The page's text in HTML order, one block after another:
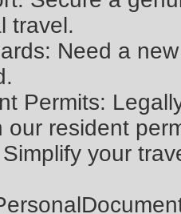
travel.
Need a
Permits:
our resident
your